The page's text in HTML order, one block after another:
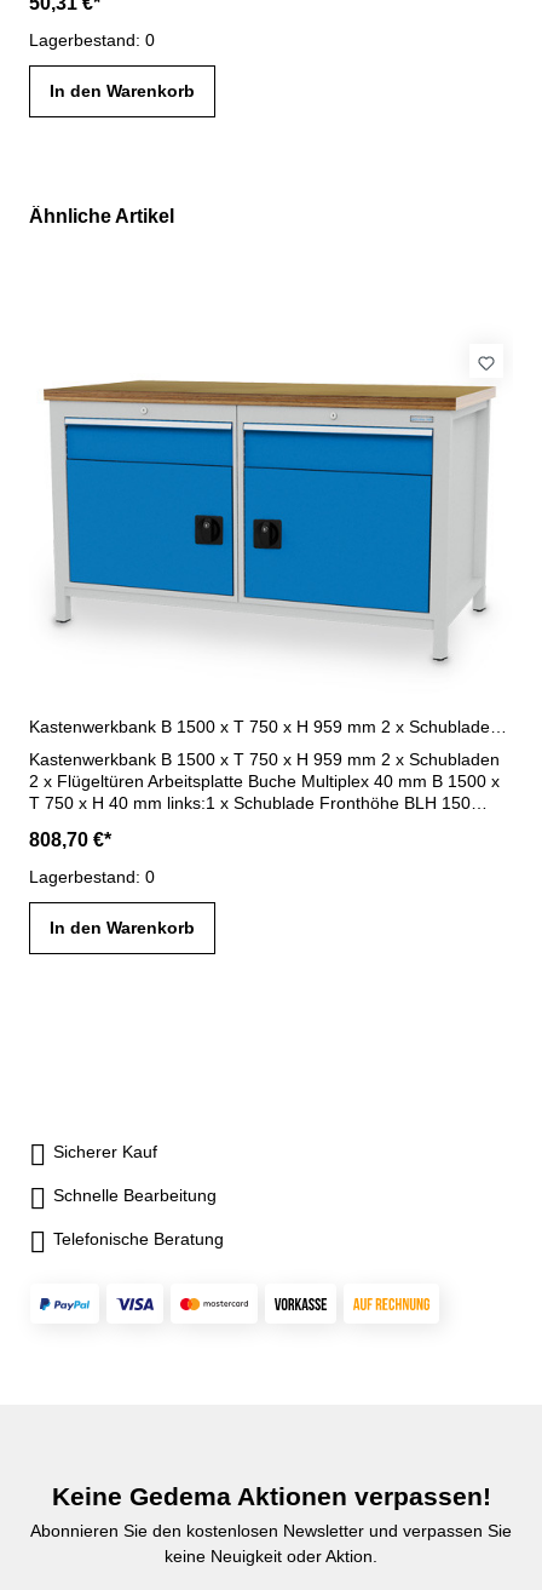
Lagerbestand: 0
In den Warenkorb
Produktgalerie überspringen
Ähnliche Artikel
Kastenwerkbank B 1500 x T 750 x H 959 mm 2 x Schubladen
2 x Flügeltüren Arbeitsplatte Buche Multiplex 40 mm B 1500 x
T 750 x H 40 mm links:1 x Schublade Fronthöhe BLH 150
kgSchubladennutzmaß R 24-24: 600 x 600 mm1 x Flügeltür H
450 mm rechts:1 x Schublade Fronthöhe BLH 150 mmmit
Vollauszug (VA) 100 %, Tragfähigkeit 100
450 mm Gesamtbelastung max. 1000 kg Maße B 1500 x T 750
x H 959 mm Gehäuse lichtgrau RAL 7035 / Blenden lichtblau
808,70 €*
Lagerbestand: 0
In den Warenkorb
Sicherer Kauf
Schnelle Bearbeitung
Telefonische Beratung
Keine Gedema Aktionen verpassen!
Abonnieren Sie den kostenlosen Newsletter und verpassen Sie
keine Neuigkeit oder Aktion.